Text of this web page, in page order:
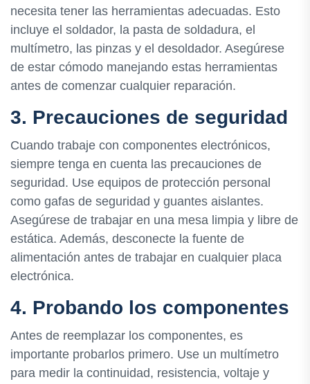
necesita tener las herramientas adecuadas. Esto
incluye el soldador, la pasta de soldadura, el
multímetro, las pinzas y el desoldador. Asegúrese
de estar cómodo manejando estas herramientas
antes de comenzar cualquier reparación.
3. Precauciones de seguridad
Cuando trabaje con componentes electrónicos,
siempre tenga en cuenta las precauciones de
seguridad. Use equipos de protección personal
como gafas de seguridad y guantes aislantes.
Asegúrese de trabajar en una mesa limpia y libre de
estática. Además, desconecte la fuente de
alimentación antes de trabajar en cualquier placa
electrónica.
4. Probando los componentes
Antes de reemplazar los componentes, es
importante probarlos primero. Use un multímetro
para medir la continuidad, resistencia, voltaje y